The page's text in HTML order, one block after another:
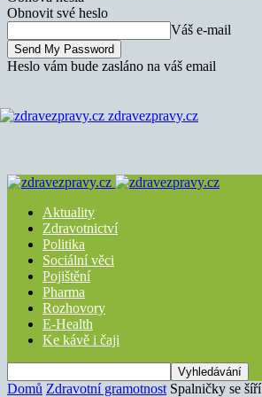
Obnovit své heslo
Váš e-mail
Heslo vám bude zasláno na váš email
zdravezpravy.cz
Aktuality
Zdravotnictví
Politika
Sociální věci
Pojištění
Pharma
Rozhovory
E-Health
Ke kávě i čaji
Domů Zdravotní gramotnost Spalničky se